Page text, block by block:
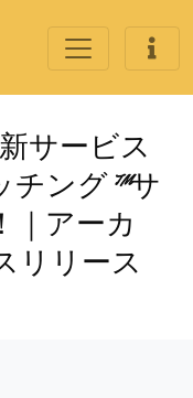
サービス
チング™サ
｜アーカ
リリース